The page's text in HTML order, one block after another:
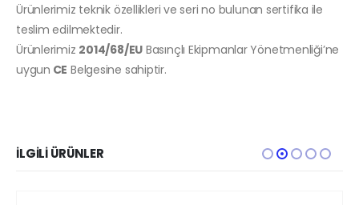
Ürünlerimiz teknik özellikleri ve seri no bulunan sertifika ile
teslim edilmektedir.
Ürünlerimiz 2014/68/EU Basınçlı Ekipmanlar Yönetmenliği’ne
uygun CE Belgesine sahiptir.
İLGILI ÜRÜNLER